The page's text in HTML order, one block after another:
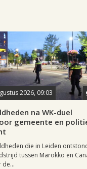
2026, 09:03
na WK-duel
gemeente en
die in Leiden
tussen Marokko en
de...